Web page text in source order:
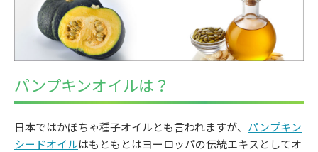
パンプキンオイルは？
日本ではかぼちゃ種子オイルとも言われますが、 パンプキン
シードオイルはもともとはヨーロッパの伝統エキスとしてオ